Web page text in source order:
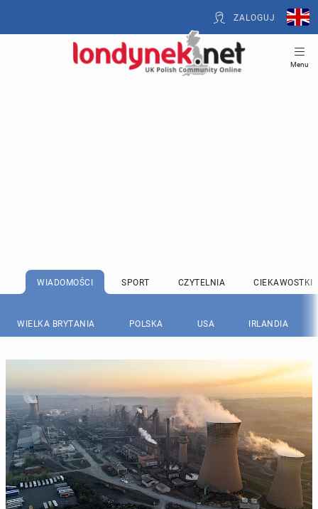
ZALOGUJ
Menu
WIADOMOŚCI SPORT CZYTELNIA CIEKAWOSTKI
WIELKA BRYTANIA POLSKA USA IRLANDIA